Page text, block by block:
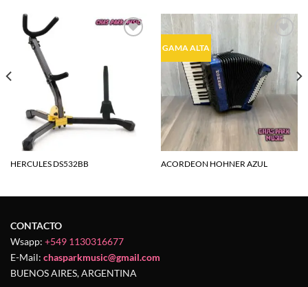
HERCULES DS532BB
GAMA ALTA
Agregar
a la
lista de
deseos
ACORDEON HOHNER AZUL
CONTACTO
Wsapp: +549 1130316677
E-Mail: chasparkmusic@gmail.com
BUENOS AIRES, ARGENTINA